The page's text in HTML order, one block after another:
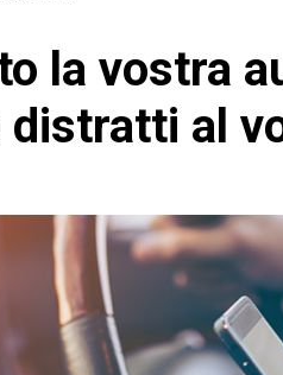
la vostra
distratti al